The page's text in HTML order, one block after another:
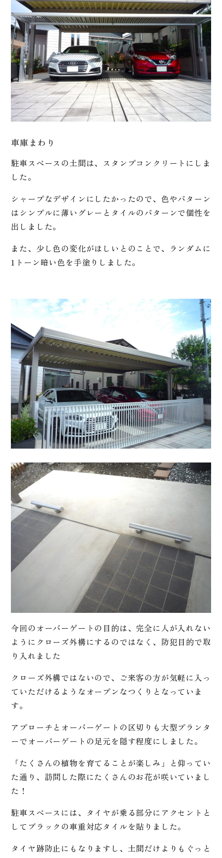
車庫まわり
駐車スペースの土間は、スタンプコンクリートにしま
した。
シャープなデザインにしたかったので、色やパターン
はシンプルに薄いグレーとタイルのパターンで個性を
出しました。
また、少し色の変化がほしいとのことで、ランダムに
1トーン暗い色を手塗りしました。
今回のオーバーゲートの目的は、完全に人が入れない
ようにクローズ外構にするのではなく、防犯目的で取
り入れました
クローズ外構ではないので、ご来客の方が気軽に入っ
ていただけるようなオープンなつくりとなっていま
す。
アプローチとオーバーゲートの区切りも大型プランタ
ーでオーバーゲートの足元を隠す程度にしました。
「たくさんの植物を育てることが楽しみ」と仰ってい
た通り、訪問した際にたくさんのお花が咲いていまし
た！
駐車スペースには、タイヤが乗る部分にアクセントと
してブラックの車重対応タイルを貼りました。
タイヤ跡防止にもなりますし、土間だけよりもぐっと